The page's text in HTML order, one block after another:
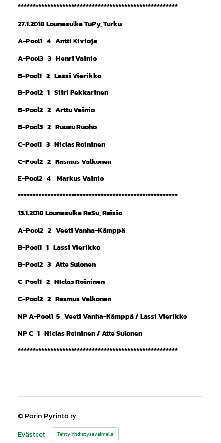
******************************************************
27.1.2018 Lounasulka TuPy, Turku
A-Pool1 4 Antti Kivioja
A-Pool3 3 Henri Vainio
B-Pool1 2 Lassi Vierikko
B-Pool2 1 Siiri Pekkarinen
B-Pool2 2 Arttu Vainio
B-Pool3 2 Ruusu Ruoho
C-Pool1 3 Niclas Roininen
C-Pool2 2 Rasmus Valkonen
E-Pool2 4 Markus Vainio
******************************************************
13.1.2018 Lounasulka RaSu, Raisio
A-Pool2 2 Veeti Vanha-Kämppä
B-Pool1 1 Lassi Vierikko
B-Pool2 3 Atte Sulonen
C-Pool1 2 NIclas Roininen
C-Pool2 2 Rasmus Valkonen
NP A-Pool1 5 Veeti Vanha-Kämppä / Lassi Vierikko
NP C 1 Niclas Roininen / Atte Sulonen
******************************************************
©Porin Pyrintö ry
Evästeet
Tehty Yhdistysavaimella